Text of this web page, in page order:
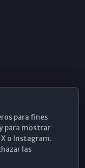
para fines
para mostrar
o Instagram.
las